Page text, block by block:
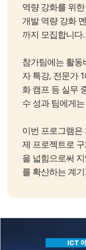
역량 강화를 위
개발 역량 강화
까지 모집합니다.
참가팀에는 활동
자 특강, 전문가
화 캠프 등 실무
수 성과 팀에게
이번 프로그램은
제 프로젝트로
을 넓힘으로써
를 확산하는 계